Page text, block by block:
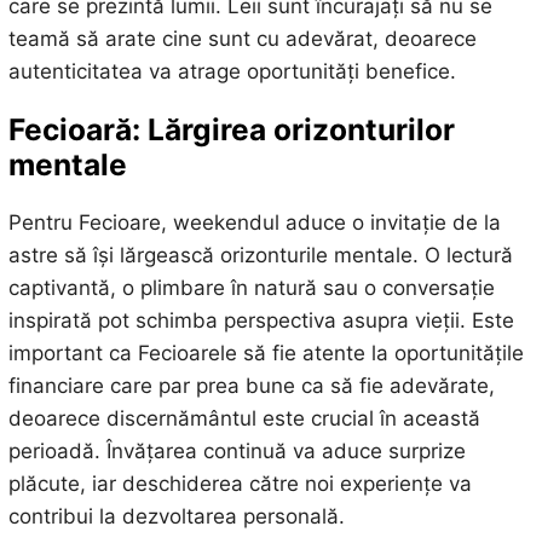
care se prezintă lumii. Leii sunt încurajați să nu se
teamă să arate cine sunt cu adevărat, deoarece
autenticitatea va atrage oportunități benefice.
Fecioară: Lărgirea orizonturilor
mentale
Pentru Fecioare, weekendul aduce o invitație de la
astre să își lărgească orizonturile mentale. O lectură
captivantă, o plimbare în natură sau o conversație
inspirată pot schimba perspectiva asupra vieții. Este
important ca Fecioarele să fie atente la oportunitățile
financiare care par prea bune ca să fie adevărate,
deoarece discernământul este crucial în această
perioadă. Învățarea continuă va aduce surprize
plăcute, iar deschiderea către noi experiențe va
contribui la dezvoltarea personală.